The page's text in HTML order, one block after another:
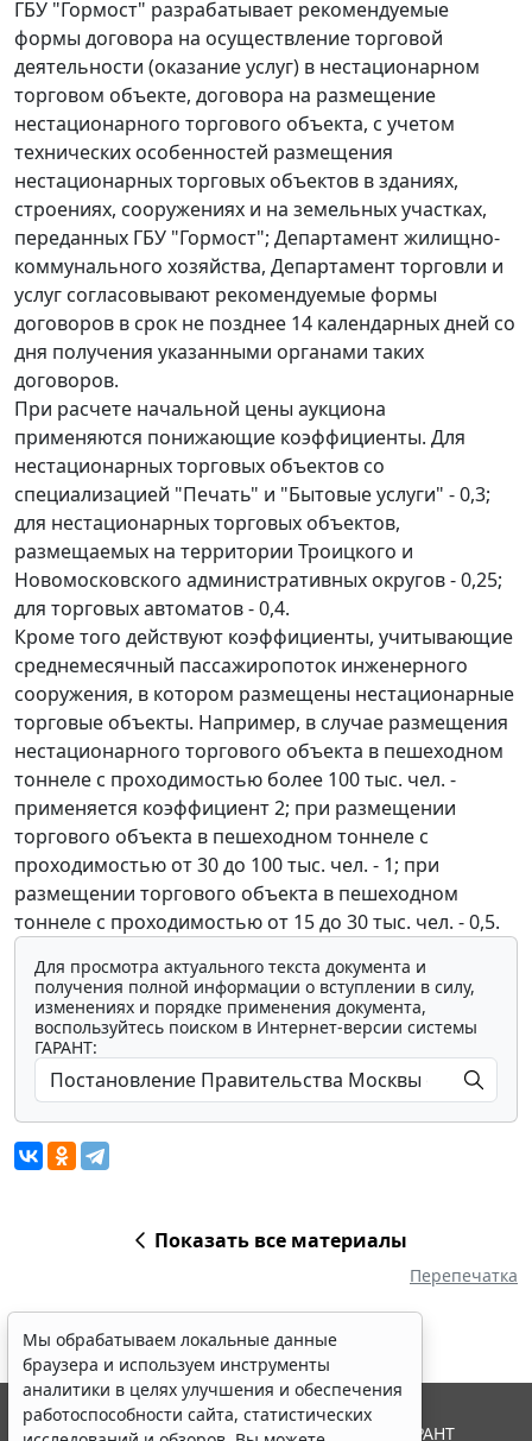
ГБУ "Гормост" разрабатывает рекомендуемые
формы договора на осуществление торговой
деятельности (оказание услуг) в нестационарном
торговом объекте, договора на размещение
нестационарного торгового объекта, с учетом
технических особенностей размещения
нестационарных торговых объектов в зданиях,
строениях, сооружениях и на земельных участках,
переданных ГБУ "Гормост"; Департамент жилищно-
коммунального хозяйства, Департамент торговли и
услуг согласовывают рекомендуемые формы
договоров в срок не позднее 14 календарных дней со
дня получения указанными органами таких
договоров.
При расчете начальной цены аукциона
применяются понижающие коэффициенты. Для
нестационарных торговых объектов со
специализацией "Печать" и "Бытовые услуги" - 0,3;
для нестационарных торговых объектов,
размещаемых на территории Троицкого и
Новомосковского административных округов - 0,25;
для торговых автоматов - 0,4.
Кроме того действуют коэффициенты, учитывающие
среднемесячный пассажиропоток инженерного
сооружения, в котором размещены нестационарные
торговые объекты. Например, в случае размещения
нестационарного торгового объекта в пешеходном
тоннеле с проходимостью более 100 тыс. чел. -
применяется коэффициент 2; при размещении
торгового объекта в пешеходном тоннеле с
проходимостью от 30 до 100 тыс. чел. - 1; при
размещении торгового объекта в пешеходном
тоннеле с проходимостью от 15 до 30 тыс. чел. - 0,5.
Для просмотра актуального текста документа и
получения полной информации о вступлении в силу,
изменениях и порядке применения документа,
воспользуйтесь поиском в Интернет-версии системы
ГАРАНТ:
Показать все материалы
Перепечатка
Мы обрабатываем локальные данные
браузера и используем инструменты
аналитики в целях улучшения и обеспечения
работоспособности сайта, статистических
© ООО "НПП "ГАРАНТ-СЕРВИС", 2026. Система ГАРАНТ